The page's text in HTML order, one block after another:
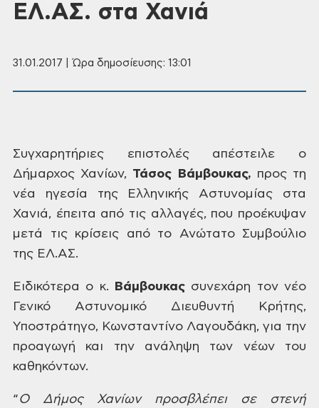
ΕΛ.ΑΣ. στα Χανιά
31.01.2017 | Ώρα δημοσίευσης: 13:01
Συγχαρητήριες επιστολές απέστειλε ο
Δήμαρχος Χανίων, Τάσος Βάμβουκας, προς τη
νέα ηγεσία της Ελληνικής Αστυνομίας στα
Χανιά, έπειτα από τις αλλαγές, που προέκυψαν
μετά τις κρίσεις από το Ανώτατο Συμβούλιο
της ΕΛ.ΑΣ.
Ειδικότερα ο κ. Βάμβουκας συνεχάρη τον νέο
Γενικό Αστυνομικό Διευθυντή Κρήτης,
Υποστράτηγο, Κωνσταντίνο Λαγουδάκη, για την
προαγωγή και τηνανάληψη των νέων του
καθηκόντων.
“ΟΔήμος Χανίων προσβλέπει σε στενή